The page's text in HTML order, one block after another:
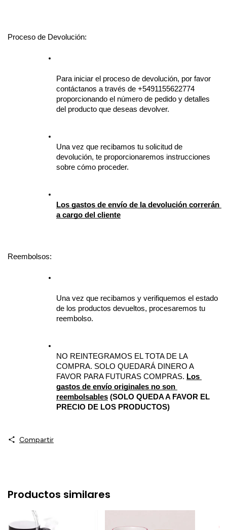
Proceso de Devolución:
Para iniciar el proceso de devolución, por favor
contáctanos a través de +5491155622774
proporcionando el número de pedido y detalles
del producto que deseas devolver.
Una vez que recibamos tu solicitud de
devolución, te proporcionaremos instrucciones
sobre cómo proceder.
Los gastos de envío de la devolución correrán
a cargo del cliente
Reembolsos:
Una vez que recibamos y verifiquemos el estado
de los productos devueltos, procesaremos tu
reembolso.
NO REINTEGRAMOS EL TOTA DE LA
COMPRA. SOLO QUEDARÁ DINERO A
FAVOR PARA FUTURAS COMPRAS. Los
gastos de envío originales no son
reembolsables (SOLO QUEDA A FAVOR EL
PRECIO DE LOS PRODUCTOS)
Compartir
Productos similares